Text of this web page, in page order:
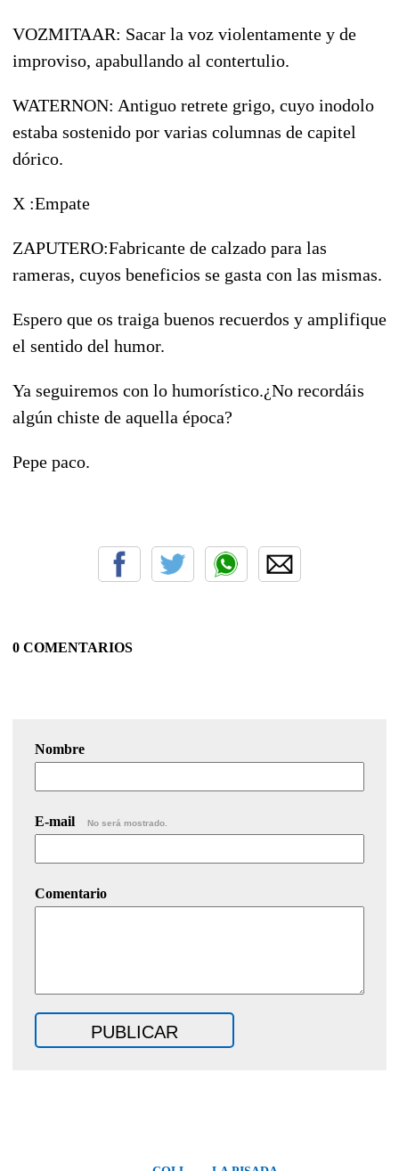
VOZMITAAR: Sacar la voz violentamente y de
improviso, apabullando al contertulio.
WATERNON: Antiguo retrete grigo, cuyo inodolo
estaba sostenido por varias columnas de capitel
dórico.
X :Empate
ZAPUTERO:Fabricante de calzado para las
rameras, cuyos beneficios se gasta con las mismas.
Espero que os traiga buenos recuerdos y amplifique
el sentido del humor.
Ya seguiremos con lo humorístico.¿No recordáis
algún chiste de aquella época?
Pepe paco.
0 COMENTARIOS
Nombre
E-mail No será mostrado.
Comentario